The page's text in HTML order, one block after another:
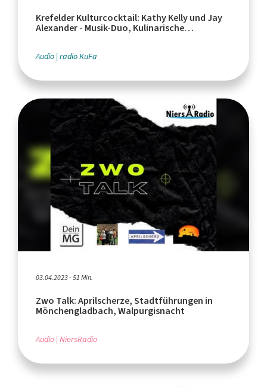
Krefelder Kulturcocktail: Kathy Kelly und Jay
Alexander - Musik-Duo, Kulinarische
Audio radio KuFa
03.04.2023 - 51 Min.
Zwo Talk: Aprilscherze, Stadtführungen in
Mönchengladbach, Walpurgisnacht
Audio NiersRadio